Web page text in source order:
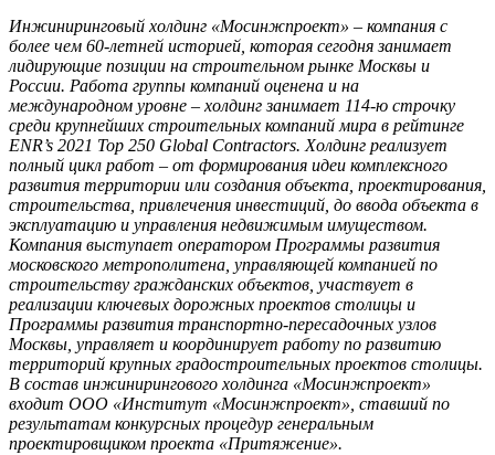
Инжиниринговый холдинг «Мосинжпроект» – компания с
более чем 60-летней историей, которая сегодня занимает
лидирующие позиции на строительном рынке Москвы и
России. Работа группы компаний оценена и на
международном уровне – холдинг занимает 114-ю строчку
среди крупнейших строительных компаний мира в рейтинге
ENR’s 2021 Top 250 Global Contractors. Холдинг реализует
полный цикл работ – от формирования идеи комплексного
развития территории или создания объекта, проектирования,
строительства, привлечения инвестиций, до ввода объекта в
эксплуатацию и управления недвижимым имуществом.
Компания выступает оператором Программы развития
московского метрополитена, управляющей компанией по
строительству гражданских объектов, участвует в
реализации ключевых дорожных проектов столицы и
Программы развития транспортно-пересадочных узлов
Москвы, управляет и координирует работу по развитию
территорий крупных градостроительных проектов столицы.
В состав инжинирингового холдинга «Мосинжпроект»
входит ООО «Институт «Мосинжпроект», ставший по
результатам конкурсных процедур генеральным
проектировщиком проекта «Притяжение».